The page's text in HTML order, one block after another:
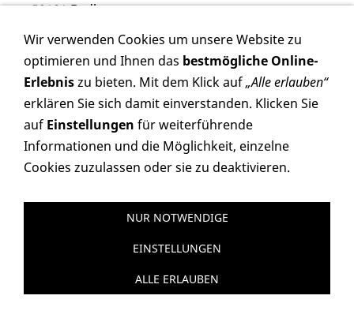
50181 Bedburg
Telefon: 0170 33 000 92
E-Mail:mb@tvs-media.de
AGBWiderrufsrechtVersand & ZahlungCookies
Wir verwenden Cookies um unsere Website zu
optimieren und Ihnen das bestmögliche Online-
Erlebniszu bieten. Mit dem Klick auf„Alle erlauben“
erklären Sie sich damit einverstanden. Klicken Sie
auf Einstellungen für weiterführende
Informationen und die Möglichkeit, einzelne
Cookies zuzulassen oder sie zu deaktivieren.
NUR NOTWENDIGE
EINSTELLUNGEN
ALLE ERLAUBEN